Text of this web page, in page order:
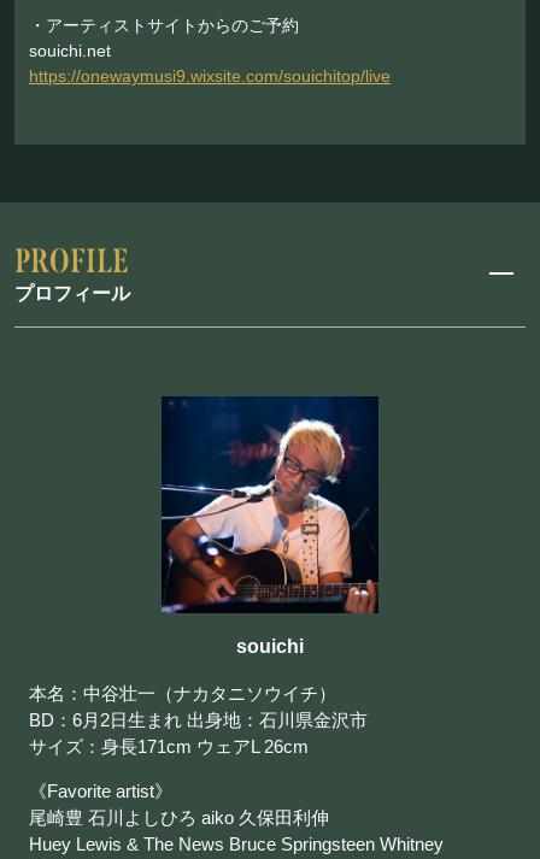
・アーティストサイトからのご予約
souichi.net
https://onewaymusi9.wixsite.com/souichitop/live
プロフィール
souichi
本名：中谷壮一（ナカタニソウイチ）
BD：6月2日生まれ 出身地：石川県金沢市
サイズ：身長171cm ウェアL 26cm
《Favorite artist》
尾崎豊 石川よしひろ aiko 久保田利伸
Huey Lewis & The News Bruce Springsteen Whitney